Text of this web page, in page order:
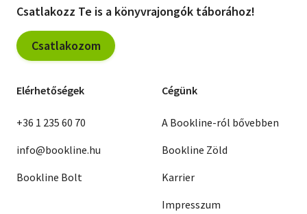
Csatlakozz Te is a könyvrajongók táborához!
Csatlakozom
Elérhetőségek
+36 1 235 60 70
info@bookline.hu
Bookline Bolt
Cégünk
A Bookline-ról bővebben
Bookline Zöld
Karrier
Impresszum